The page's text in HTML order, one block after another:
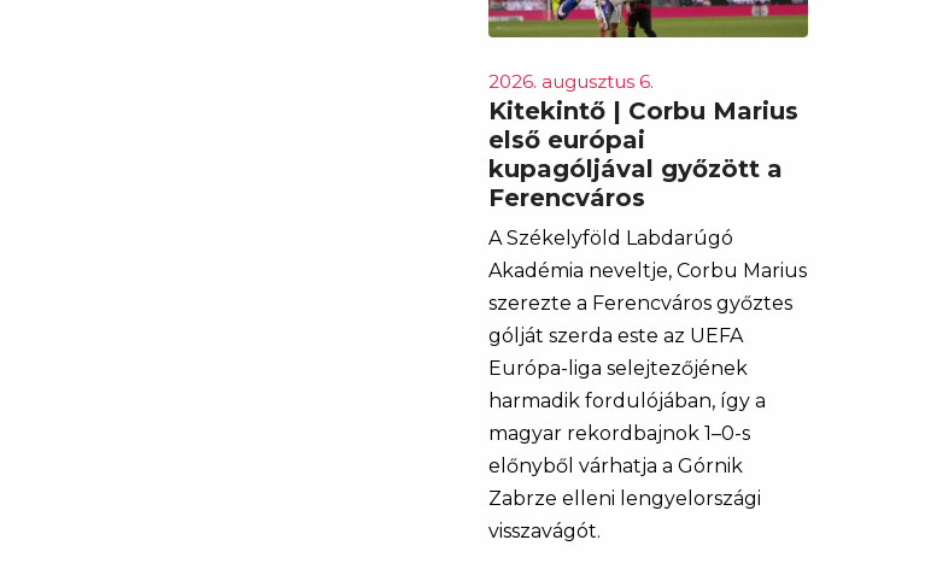
2026. augusztus 6.
Kitekintő | Corbu Marius
első európai
kupagóljával győzött a
Ferencváros
A Székelyföld Labdarúgó
Akadémia neveltje, Corbu Marius
szerezte a Ferencváros győztes
gólját szerda este az UEFA
Európa-liga selejtezőjének
harmadik fordulójában, így a
magyar rekordbajnok 1–0-s
előnyből várhatja a Górnik
Zabrze elleni lengyelországi
visszavágót.